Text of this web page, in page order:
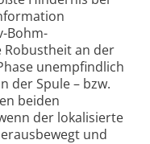
Bohm-
Robustheit an der
unempfindlich
der Spule – bzw.
beiden
der lokalisierte
und